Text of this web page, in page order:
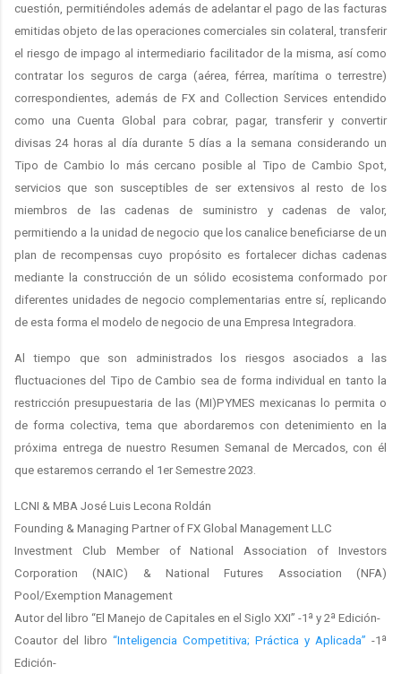
cuestión, permitiéndoles además de adelantar el pago de las facturas
emitidas objeto de las operaciones comerciales sin colateral, transferir
el riesgo de impago al intermediario facilitador de la misma, así como
contratar los seguros de carga (aérea, férrea, marítima o terrestre)
correspondientes, además de FX and Collection Services entendido
como una Cuenta Global para cobrar, pagar, transferir y convertir
divisas 24 horas al día durante 5 días a la semana considerando un
Tipo de Cambio lo más cercano posible al Tipo de Cambio Spot,
servicios que son susceptibles de ser extensivos al resto de los
miembros de las cadenas de suministro y cadenas de valor,
permitiendo a la unidad de negocio que los canalice beneficiarse de un
plan de recompensas cuyo propósito es fortalecer dichas cadenas
mediante la construcción de un sólido ecosistema conformado por
diferentes unidades de negocio complementarias entre sí, replicando
de esta forma el modelo de negocio de una Empresa Integradora.
Al tiempo que son administrados los riesgos asociados a las
fluctuaciones del Tipo de Cambio sea de forma individual en tanto la
restricción presupuestaria de las (MI)PYMES mexicanas lo permita o
de forma colectiva, tema que abordaremos con detenimiento en la
próxima entrega de nuestro Resumen Semanal de Mercados, con él
que estaremos cerrando el 1er Semestre 2023.
LCNI & MBA José Luis Lecona Roldán
Founding & Managing Partner of FX Global Management LLC
Investment Club Member of National Association of Investors
Corporation (NAIC) & National Futures Association (NFA)
Pool/Exemption Management
Autor del libro “El Manejo de Capitales en el Siglo XXI” -1ª y 2ª Edición-
Coautor del libro “Inteligencia Competitiva; Práctica y Aplicada” -1ª
Edición-